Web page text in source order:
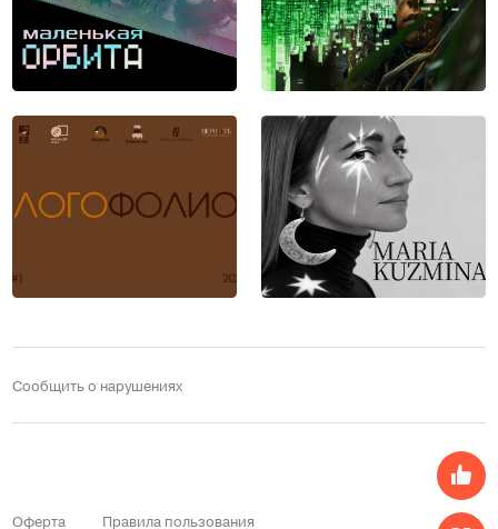
Сообщить о нарушениях
Оферта Правила пользования